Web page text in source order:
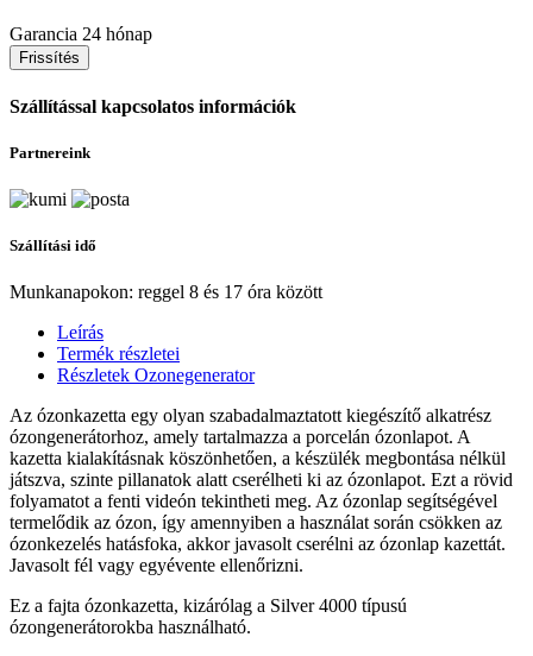
Garancia 24 hónap
Szállítással kapcsolatos információk
Partnereink
Szállítási idő
Munkanapokon: reggel 8 és 17 óra között
Leírás
Termék részletei
Részletek Ozonegenerator
Az ózonkazetta egy olyan szabadalmaztatott kiegészítő alkatrész
ózongenerátorhoz, amely tartalmazza a porcelán ózonlapot. A
kazetta kialakításnak köszönhetően, a készülék megbontása nélkül
játszva, szinte pillanatok alatt cserélheti ki az ózonlapot. Ezt a rövid
folyamatot a fenti videón tekintheti meg. Az ózonlap segítségével
termelődik az ózon, így amennyiben a használat során csökken az
ózonkezelés hatásfoka, akkor javasolt cserélni az ózonlap kazettát.
Javasolt fél vagy egyévente ellenőrizni.
Ez a fajta ózonkazetta, kizárólag a Silver 4000 típusú
ózongenerátorokba használható.